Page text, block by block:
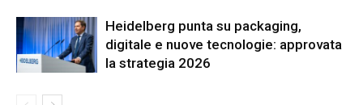
Heidelberg punta su packaging,
digitale e nuove tecnologie: approvata
la strategia 2026